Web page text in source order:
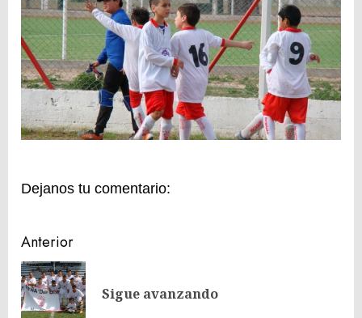
Dejanos tu comentario:
Navegación
de
entradas
Anterior
Sigue avanzando